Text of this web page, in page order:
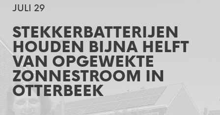
JULI 29
STEKKERBATTERIJEN
HOUDEN BIJNA HELFT
VAN OPGEWEKTE
ZONNESTROOM IN
OTTERBEEK